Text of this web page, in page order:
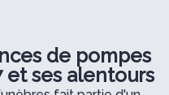
de pompes
et ses alentours